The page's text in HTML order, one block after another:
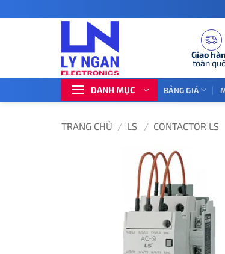
qua
Giao
toàn
DANH MỤC BẢNG GIÁ
TRANG CHỦ / LS / CONTACTOR LS